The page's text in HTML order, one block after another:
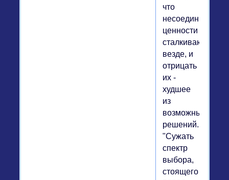
что
несоединимые
ценности
сталкиваются
везде, и
отрицать
их -
худшее
из
возможных
решений.
"Сужать
спектр
выбора,
стоящего